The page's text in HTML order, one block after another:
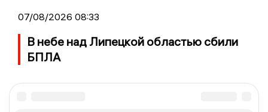
07/08/2026 08:33
В небе над Липецкой областью сбили
БПЛА